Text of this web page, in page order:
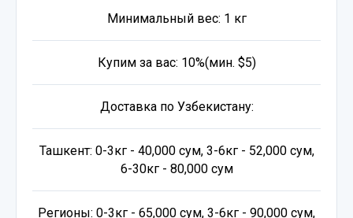
Минимальный вес: 1 кг
Купим за вас: 10%(мин. $5)
Доставка по Узбекистану:
Ташкент: 0-3кг - 40,000 сум, 3-6кг - 52,000 сум,
6-30кг - 80,000 сум
Регионы: 0-3кг - 65,000 сум, 3-6кг - 90,000 сум,